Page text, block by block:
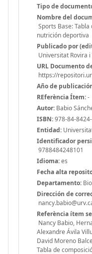
Tipo de
Nombre del
Sports Base:
nutrición deportiva
Publicado por
Universitat Rovira i
URL Documento
https://
Año de
REferència Ítem:-
Autor: Babio
ISBN:978-84-
Entidad:
Identificador
9788484248101
Idioma:es
Fecha alta
Departamento:
Dirección de
Referència ítem
Nancy Babio,
Alexandre Ávila
David Moreno
Tabla de